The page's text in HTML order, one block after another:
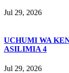
Jul 29, 2026
UCHUMI WA
ASILIMIA 4
Jul 29, 2026